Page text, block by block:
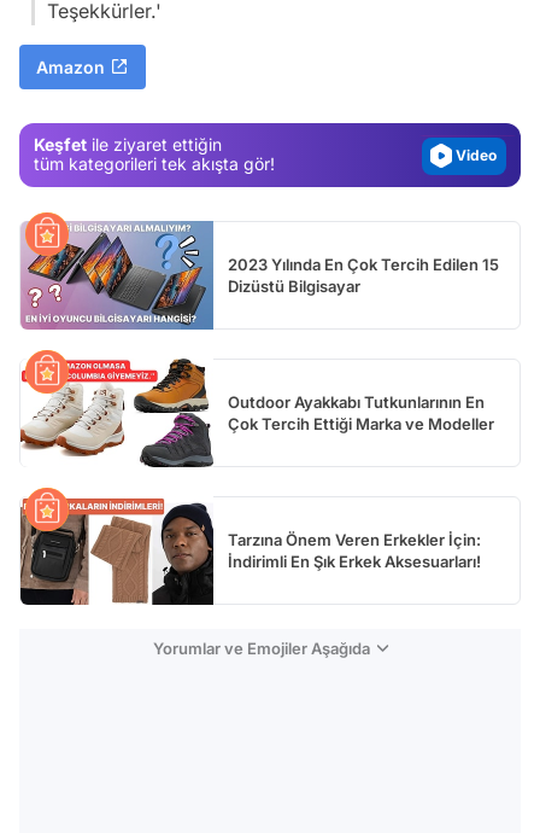
Teşekkürler.'
Amazon
Keşfet ile ziyaret ettiğin
tüm kategorileri tek akışta gör!
Video
2023 Yılında En Çok Tercih Edilen 15
Dizüstü Bilgisayar
Outdoor Ayakkabı Tutkunlarının En
Çok Tercih Ettiği Marka ve Modeller
Tarzına Önem Veren Erkekler İçin:
İndirimli En Şık Erkek Aksesuarları!
Yorumlar ve Emojiler Aşağıda